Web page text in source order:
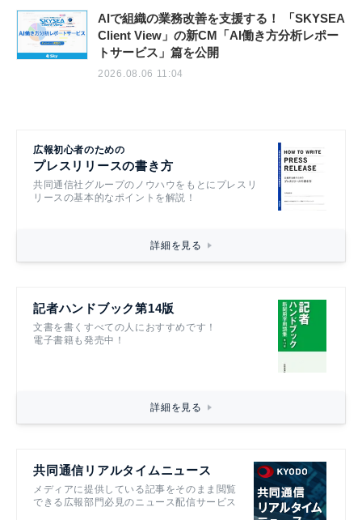
AIで組織の業務改善を支援する！ 「SKYSEA
Client View」の新CM「AI働き方分析レポー
トサービス」篇を公開
2026.08.06 11:04
広報初心者のための
プレスリリースの書き方
共同通信社グループのノウハウをもとにプレスリ
リースの基本的なポイントを解説！
詳細を見る
記者ハンドブック第14版
文書を書くすべての人におすすめです！
電子書籍も発売中！
詳細を見る
共同通信リアルタイムニュース
メディアに提供している記事をそのまま閲覧
できる広報部門必見のニュース配信サービス